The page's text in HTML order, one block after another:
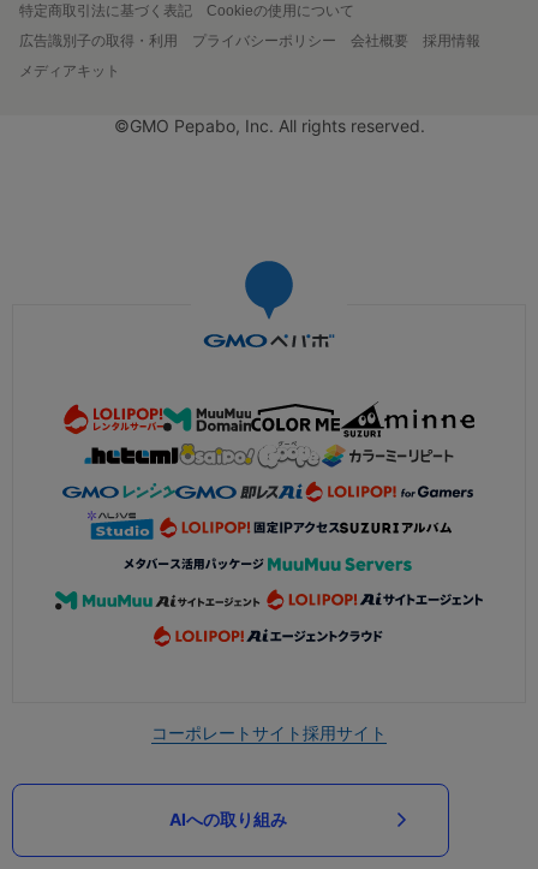
特定商取引法に基づく表記
Cookieの使用について
広告識別子の取得・利用
プライバシーポリシー 会社概要
採用情報
メディアキット
©GMO Pepabo, Inc. All rights reserved.
コーポレートサイト採用サイト
AIへの取り組み